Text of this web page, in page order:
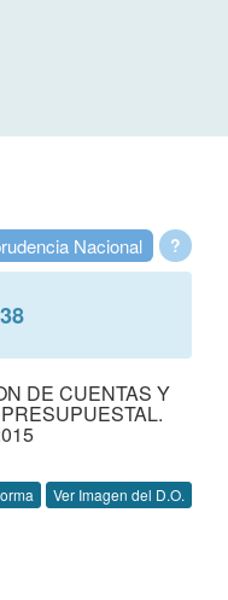
?
Nacional
DE CUENTAS Y
Ver Imagen del D.O.